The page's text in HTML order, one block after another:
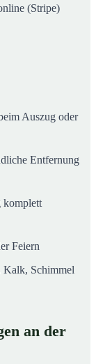
(Stripe)
Auszug oder
Entfernung
komplett
Feiern
Kalk, Schimmel
an der